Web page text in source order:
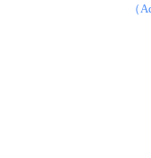
（